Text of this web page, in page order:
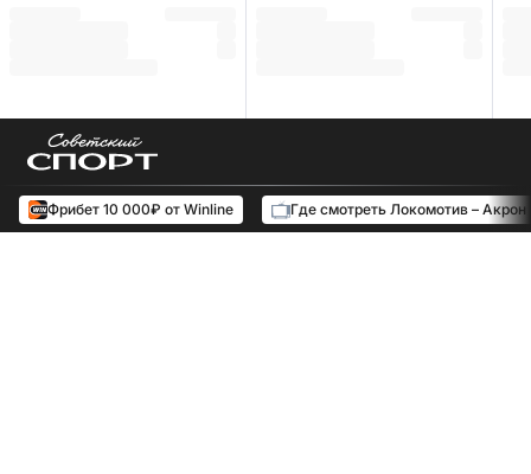
Фрибет 10 000₽ от Winline Где смотреть Локомотив – Акрон